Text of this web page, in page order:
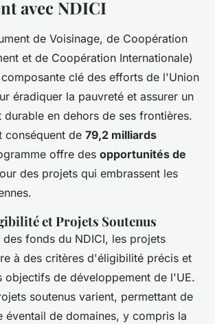
avec NDICI
de Voisinage, de Coopération
et de Coopération Internationale)
clé des efforts de l'Union
éradiquer la pauvreté et assurer un
durable en dehors de ses frontières.
conséquent de 79,2 milliards
offre des opportunités de
des projets qui embrassent les
et Projets Soutenus
fonds du NDICI, les projets
à des critères d'éligibilité précis et
objectifs de développement de l'UE.
soutenus varient, permettant de
éventail de domaines, y compris la